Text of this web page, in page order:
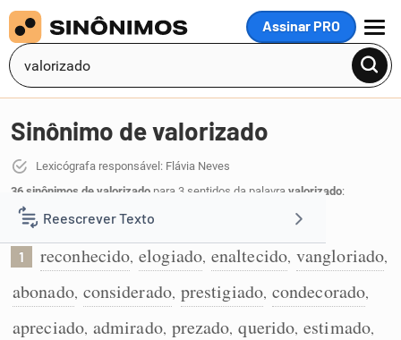
Assinar PRO
MENU
Reescrever Texto
Resumir Texto
Corrigir Texto
Sinônimo de valorizado
Lexicógrafa responsável: Flávia Neves
36 sinônimos de valorizado para 3 sentidos da palavra valorizado:
Que recebeu o devido valor ou importância:
1 reconhecido, elogiado, enaltecido, vangloriado,
abonado, considerado, prestigiado, condecorado,
apreciado, admirado, prezado, querido, estimado,